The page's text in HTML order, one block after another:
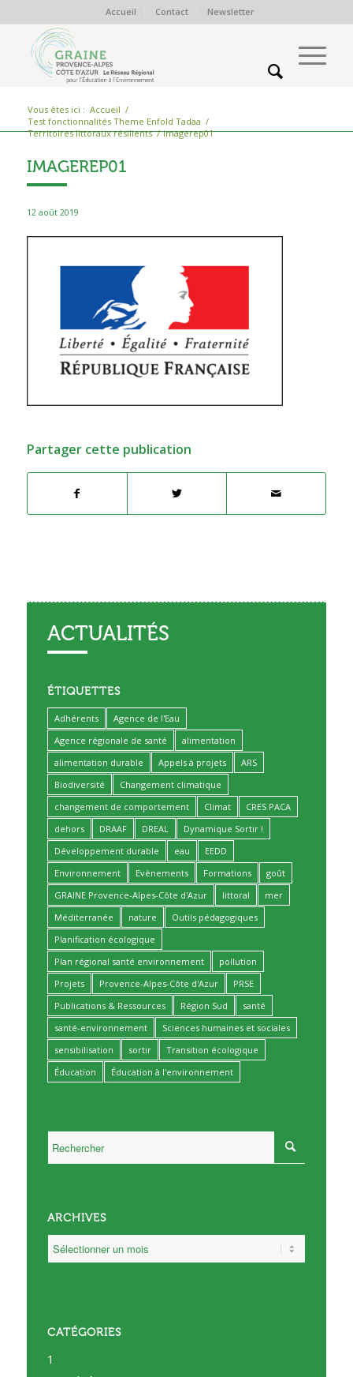
Accueil Contact Newsletter
Vous êtes ici : Accueil /
Test fonctionnalités Theme Enfold Tadaa /
Territoires littoraux résilients / imagerep01
IMAGEREP01
12 août 2019
Partager cette publication
ACTUALITÉS
ÉTIQUETTES
Adhérents
Agence de l'Eau
Agence régionale de santé
alimentation
alimentation durable
Appels à projets
ARS
Biodiversité
Changement climatique
changement de comportement
Climat
CRES PACA
dehors
DRAAF DREAL
Dynamique Sortir !
Développement durable
eau
EEDD
Environnement
Evènements Formations
goût
GRAINE Provence-Alpes-Côte d'Azur
littoral
mer
Méditerranée
nature
Outils pédagogiques
Planification écologique
Plan régional santé environnement
pollution
Projets
Provence-Alpes-Côte d'Azur
PRSE
Publications & Ressources
Région Sud
santé
santé-environnement
Sciences humaines et sociales
sensibilisation
sortir
Transition écologique
Éducation
Éducation à l'environnement
ARCHIVES
CATÉGORIES
1